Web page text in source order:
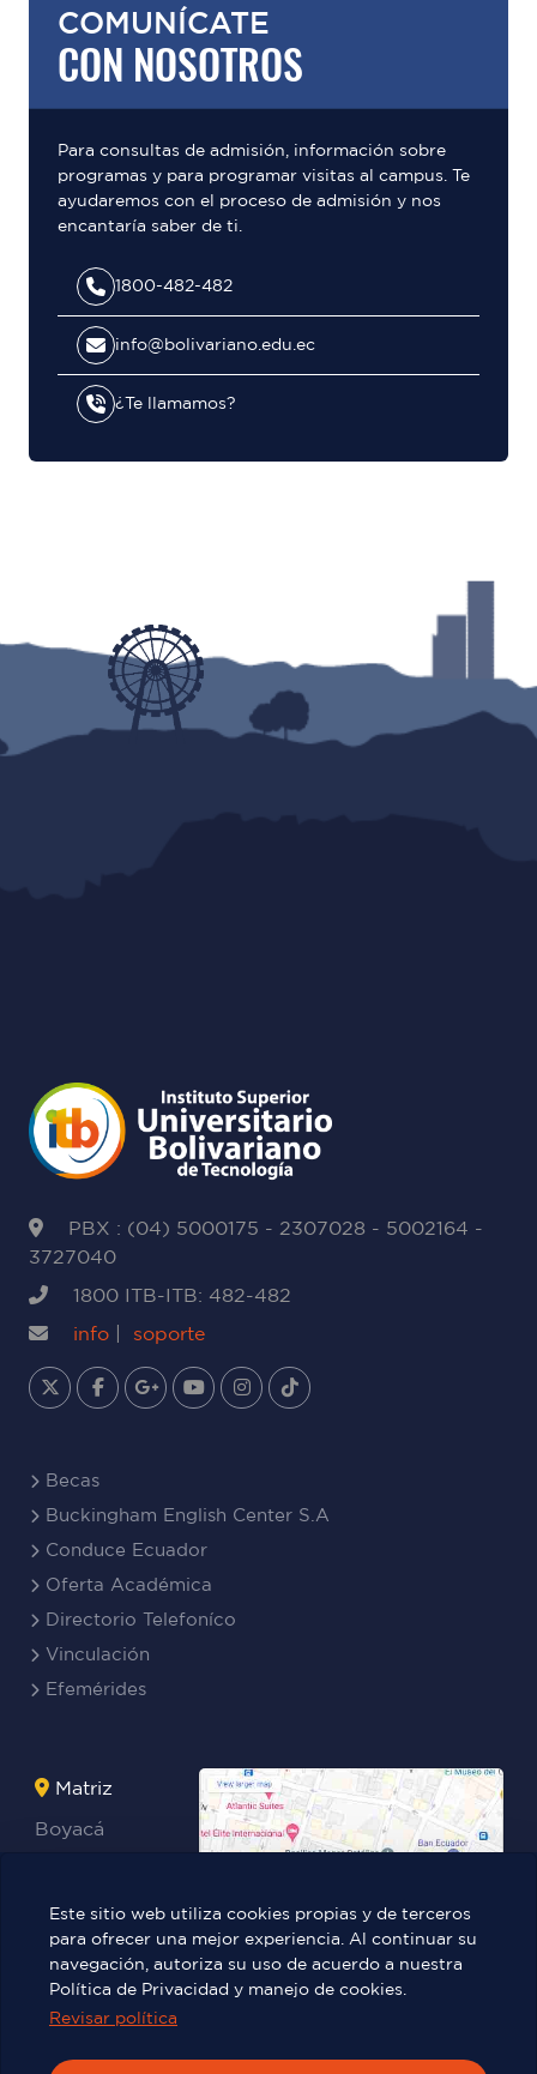
COMUNÍCATE
CON NOSOTROS
Para consultas de admisión, información sobre
programas y para programar visitas al campus. Te
ayudaremos con el proceso de admisión y nos
encantaría saber de ti.
1800-482-482
info@bolivariano.edu.ec
¿Te llamamos?
PBX : (04) 5000175 - 2307028 - 5002164 -
3727040
1800 ITB-ITB: 482-482
info
soporte
Becas
Buckingham English Center S.A
Conduce Ecuador
Oferta Académica
Directorio Telefoníco
Vinculación
Efemérides
Matriz
Boyacá
Teresa
Benites Ayala
Este sitio web utiliza cookies propias y de terceros
para ofrecer una mejor experiencia. Al continuar su
navegación, autoriza su uso de acuerdo a nuestra
Política de Privacidad y manejo de cookies.
Revisar política